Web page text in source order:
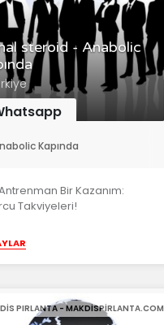
steroid - Anabolic
Kapında
Bir Kazanım:
Takviyeleri!
PIRLANTA - MAKDISPIRLANTA.COM